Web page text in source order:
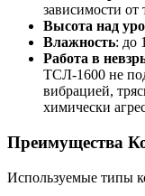
зависимости от
Высота над
Влажность: до
Работа в
ТСЛ-1600 не
вибрацией,
химически
Преимущества
Используемые типы